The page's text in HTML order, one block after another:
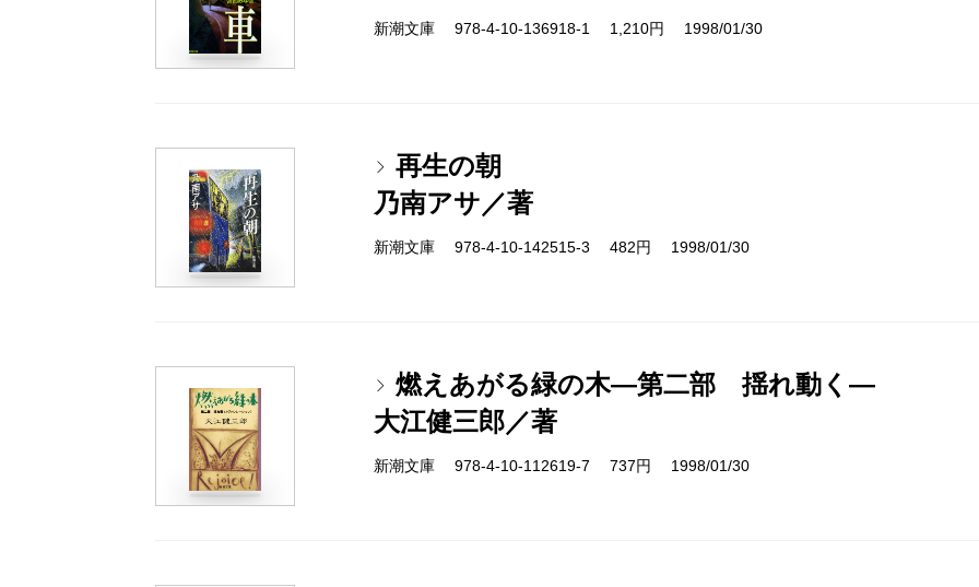
新潮文庫 978-4-10-136918-1 1,210円 1998/01/30
再生の朝
乃南アサ／著
新潮文庫 978-4-10-142515-3 482円 1998/01/30
燃えあがる緑の木―第二部 揺れ動く―
大江健三郎／著
新潮文庫 978-4-10-112619-7 737円 1998/01/30